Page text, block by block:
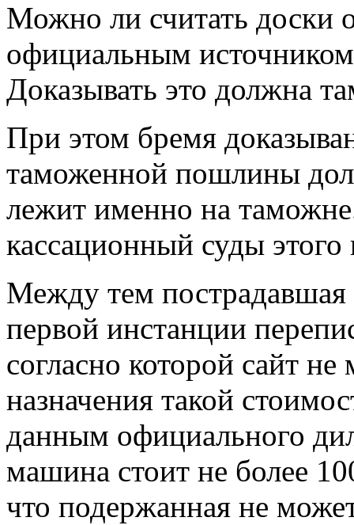
Можно ли считать доски
официальным
Доказывать это должна
При этом бремя
таможенной пошлины
лежит именно на
кассационный суды этого
Между тем пострадавшая
первой инстанции
согласно которой сайт
назначения такой
данным официального
машина стоит не более
что подержанная не